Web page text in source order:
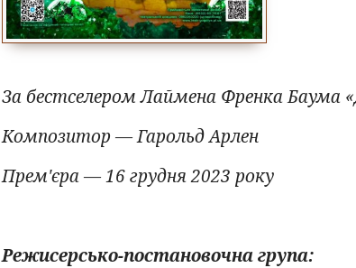
За бестселером Лаймена Френка Баума
Композитор — Гарольд Арлен
Прем'єра — 16 грудня 2023 року
Режисерсько-постановочна група: